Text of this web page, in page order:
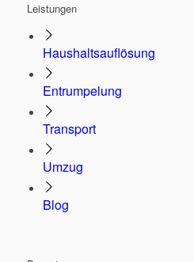
Leistungen
Haushaltsauflösung
Entrumpelung
Transport
Umzug
Blog